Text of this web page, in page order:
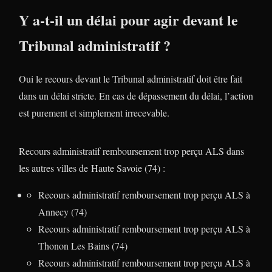
Y a-t-il un délai pour agir devant le
Tribunal administratif ?
Oui le recours devant le Tribunal administratif doit être fait
dans un délai stricte. En cas de dépassement du délai, l’action
est purement et simplement irrecevable.
Recours administratif remboursement trop perçu ALS dans
les autres villes de Haute Savoie (74) :
Recours administratif remboursement trop perçu ALS à
Annecy (74)
Recours administratif remboursement trop perçu ALS à
Thonon Les Bains (74)
Recours administratif remboursement trop perçu ALS à